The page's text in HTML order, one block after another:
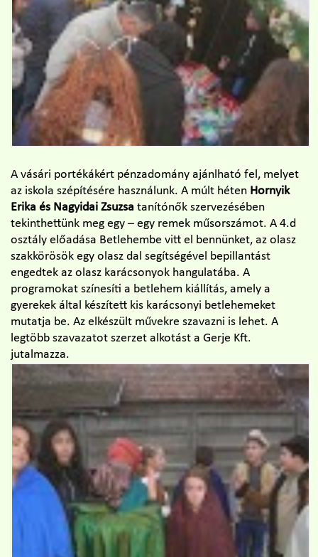
A vásári portékákért pénzadomány ajánlható fel, melyet
az iskola szépítésére használunk. A múlt héten Hornyik
Erika és Nagyidai Zsuzsa tanítónők szervezésében
tekinthettünk meg egy – egy remek műsorszámot. A 4.d
osztály előadása Betlehembe vitt el bennünket, az olasz
szakkörösök egy olasz dal segítségével bepillantást
engedtek az olasz karácsonyok hangulatába. A
programokat színesíti a betlehem kiállítás, amely a
gyerekek által készített kis karácsonyi betlehemeket
mutatja be. Az elkészült művekre szavazni is lehet. A
legtöbb szavazatot szerzet alkotást a Gerje Kft.
jutalmazza.